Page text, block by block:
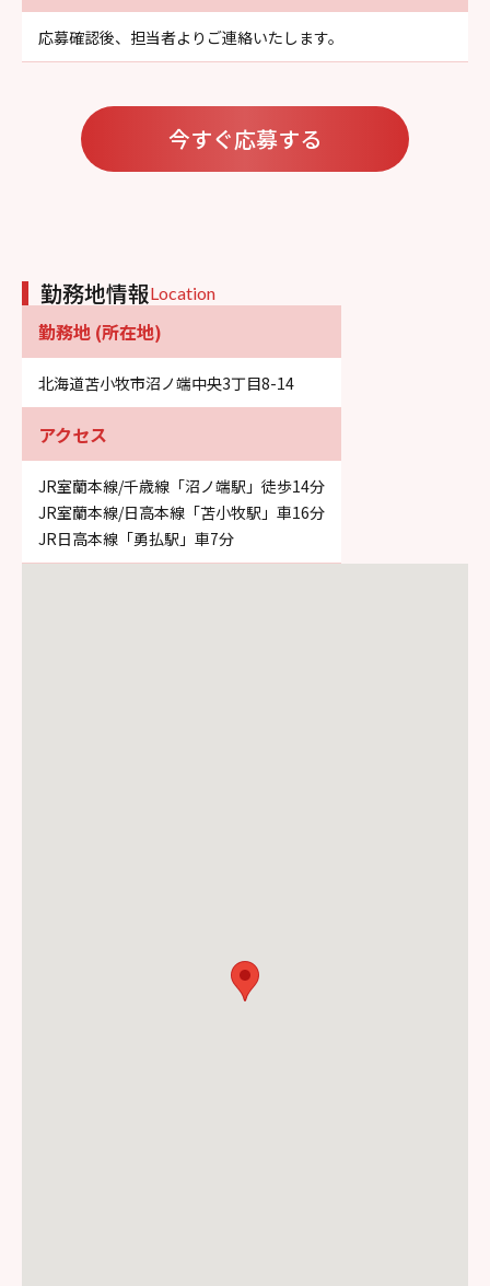
応募確認後、担当者よりご連絡いたします。
今すぐ応募する
勤務地情報Location
勤務地 (所在地)
北海道苫小牧市沼ノ端中央3丁目8-14
アクセス
JR室蘭本線/千歳線「沼ノ端駅」徒歩14分
JR室蘭本線/日高本線「苫小牧駅」車16分
JR日高本線「勇払駅」車7分